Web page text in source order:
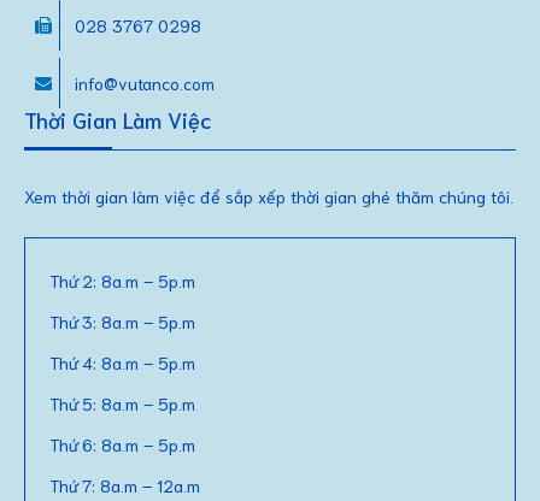
028 3767 0298
info@vutanco.com
Thời Gian Làm Việc
Xem thời gian làm việc để sắp xếp thời gian ghé thăm chúng tôi.
Thứ 2: 8a.m – 5p.m
Thứ 3: 8a.m – 5p.m
Thứ 4: 8a.m – 5p.m
Thứ 5: 8a.m – 5p.m
Thứ 6: 8a.m – 5p.m
Thứ 7: 8a.m – 12a.m